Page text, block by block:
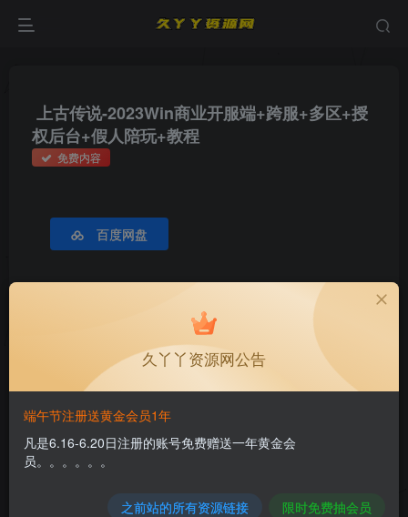
上古传说-2023Win商业开服端+跨服+多区+授
权后台+假人陪玩+教程
免费内容
百度网盘
1.压缩包解压密码： 文章内包含密码丨www.gopojie.com丨
www.9yy.net丨压缩包注释
久丫丫资源网公告
端午节注册送黄金会员1年
凡是6.16-6.20日注册的账号免费赠送一年黄金会
员。。。。。。
之前站的所有资源链接 限时免费抽会员